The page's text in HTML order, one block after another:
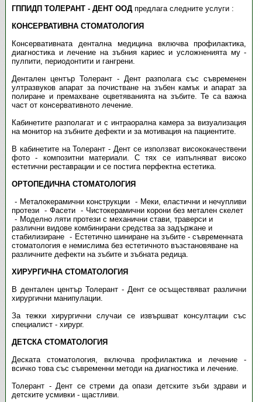
ГППИДП ТОЛЕРАНТ - ДЕНТ ООДпредлага следните услуги :
КОНСЕРВАТИВНА СТОМАТОЛОГИЯ
Консервативната дентална медицина включва профилактика,
диагностика и лечение на зъбния кариес и усложненията му -
пулпити, периодонтити и гангрени.
Дентален център Толерант - Дент разполага със съвременен
ултразвуков апарат за почистване на зъбен камък и апарат за
полиране и премахване оцветяванията на зъбите. Те са важна
част от консервативното лечение.
Кабинетите разполагат и с интраорална камера за визуализация
на монитор на зъбните дефекти и за мотивация на пациентите.
В кабинетите на Толерант - Дент се използват висококачествени
фото - композитни материали. С тях се изпълняват високо
естетични реставрации и се постига перфектна естетика.
ОРТОПЕДИЧНА СТОМАТОЛОГИЯ
Металокерамични конструкции
Меки, еластични и нечупливи
протези
Фасети
Чистокерамични корони без метален скелет
Моделно ляти протези с механични стави, траверси и
различни видове комбинирани средства за задържане и
стабилизиране
Естетично шиниране на зъбите - съвременната
стоматология е немислима без естетичното възстановяване на
различните дефекти на зъбите и зъбната редица.
ХИРУРГИЧНА СТОМАТОЛОГИЯ
В дентален център Толерант - Дент се осъществяват различни
хирургични манипулации.
За тежки хирургични случаи се извършват консултации със
специалист - хирург.
ДЕТСКА СТОМАТОЛОГИЯ
Деската стоматология, включва профилактика и лечение -
всичко това със съвременни методи на диагностика и лечение.
Толерант - Дент се стреми да опази детските зъби здрави и
детските усмивки - щастливи.